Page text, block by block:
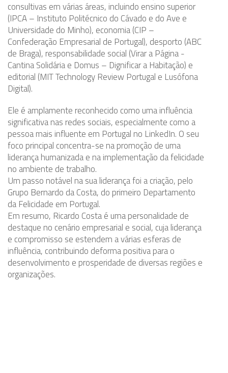
consultivas em várias áreas, incluindo ensino superior
(IPCA – Instituto Politécnico do Cávado e do Ave e
Universidade do Minho), economia (CIP –
Confederação Empresarial de Portugal), desporto (ABC
de Braga), responsabilidade social (Virar a Página -
Cantina Solidária e Domus – Dignificar a Habitação) e
editorial (MIT Technology Review Portugal e Lusófona
Digital).
Ele é amplamente reconhecido como uma influência
significativa nas redes sociais, especialmente como a
pessoa mais influente em Portugal no LinkedIn. O seu
foco principal concentra-se na promoção de uma
liderança humanizada e na implementação da felicidade
no ambiente de trabalho.
Um passo notável na sua liderança foi a criação, pelo
Grupo Bernardo da Costa, do primeiro Departamento
da Felicidade em Portugal.
Em resumo, Ricardo Costa é uma personalidade de
destaque no cenário empresarial e social, cuja liderança
e compromisso se estendem a várias esferas de
influência, contribuindo deforma positiva para o
desenvolvimento e prosperidade de diversas regiões e
organizações.